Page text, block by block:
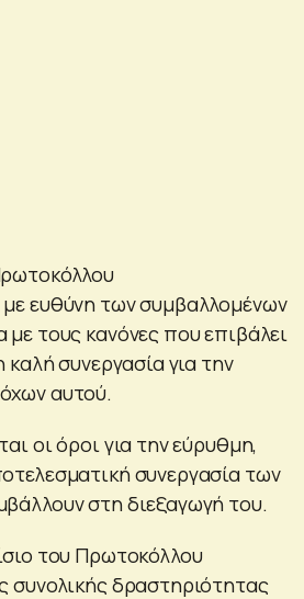
ευθύνη των συμβαλλομένων
τους κανόνες που επιβάλει
καλή συνεργασία για την
αυτού.
οι όροι για την εύρυθμη,
συνεργασία των
στη διεξαγωγή του.
του Πρωτοκόλλου
συνολικής δραστηριότητας